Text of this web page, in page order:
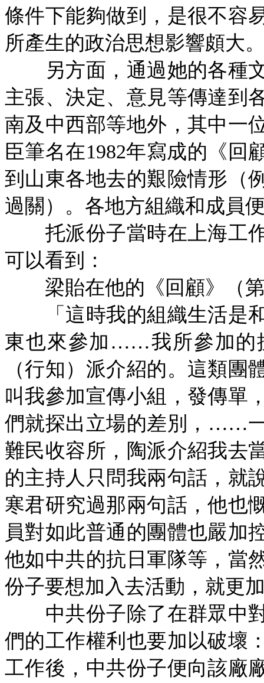
條件下能夠做到，是很不容
所產生的政治思想影響頗大
另方面，通過她的各種文
主張、決定、意見等傳達到
南及中西部等地外，其中一
臣筆名在1982年寫成的《回
到山東各地去的艱險情形（
過關）。各地方組織和成員
托派份子當時在上海工作
可以看到：
梁貽在他的《回顧》（
「這時我的組織生活是和
東也來參加 ……我所參加的
（行知）派介紹的。這類
叫我參加宣傳小組，發傳單
們就探出立場的差別，……
難民收容所，陶派介紹我去
的主持人只問我兩句話，就
寒君研究過那兩句話，他也
員對如此普通的團體也嚴加
他如中共的抗日軍隊等，當
份子要想加入去活動，就更
中共份子除了在群眾中對
們的工作權利也要加以破壞
工作後，中共份子便向該廠